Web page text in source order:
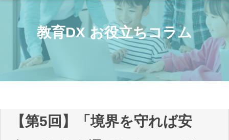
ウィンバードのDXサービス
DX診断
教育DX用語集
教育DX お役立ちコラム
教育DX お役立ちコラム
【第5回】「境界を守れば安